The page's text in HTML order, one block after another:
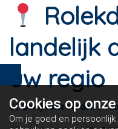
landelijk
uw regio
Bekijk alle steden en
Cookies op
Om je goed en